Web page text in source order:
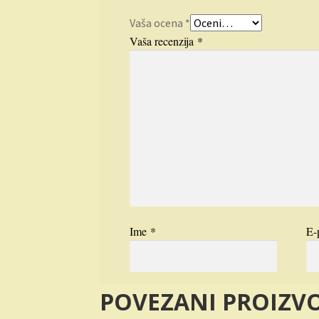
Vaša ocena *
Vaša recenzija *
Ime * E-
POVEZANI